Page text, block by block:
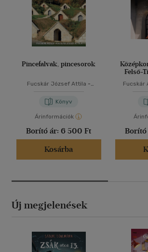
Pincefalvak, pincesorok
Fucskár József Attila -
Könyv
Árinformációk
Borító ár: 6 500 Ft
Kosárba
Felső-
Fucskár
Borító
Új megjelenések